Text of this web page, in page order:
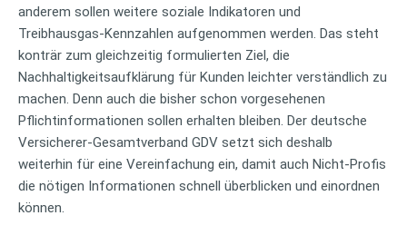
anderem sollen weitere soziale Indikatoren und
Treibhausgas-Kennzahlen aufgenommen werden. Das steht
konträr zum gleichzeitig formulierten Ziel, die
Nachhaltigkeitsaufklärung für Kunden leichter verständlich zu
machen. Denn auch die bisher schon vorgesehenen
Pflichtinformationen sollen erhalten bleiben. Der deutsche
Versicherer-Gesamtverband GDV setzt sich deshalb
weiterhin für eine Vereinfachung ein, damit auch Nicht-Profis
die nötigen Informationen schnell überblicken und einordnen
können.